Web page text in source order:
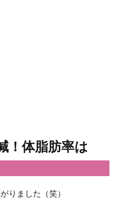
！体脂肪率は
りました（笑）